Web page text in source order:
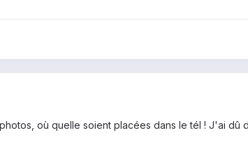
où quelle soient placées dans le tél ! J'ai